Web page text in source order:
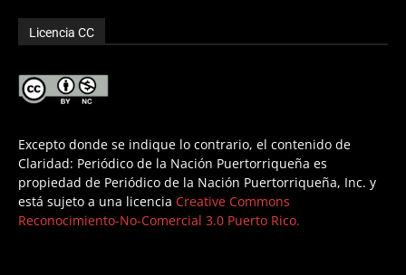
Licencia CC
Excepto donde se indique lo contrario, el contenido de
Claridad: Periódico de la Nación Puertorriqueña es
propiedad de Periódico de la Nación Puertorriqueña, Inc. y
está sujeto a una licencia Creative Commons
Reconocimiento-No-Comercial 3.0 Puerto Rico.